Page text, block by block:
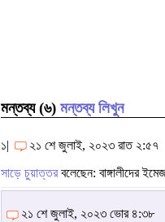
মন্তব্য (৬) মন্তব্য লিখুন
১| ২১ শে জুলাই, ২০২৩ রাত ২:৫৭
সাড়ে চুয়াত্তরবলেছেন: বাঙ্গালীদের
২১ শে জুলাই, ২০২৩ ভোর ৪:৩৮